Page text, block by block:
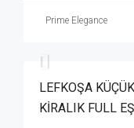
Prime Elegance
LEFKOŞA
KİRALIK FULL